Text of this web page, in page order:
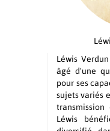
Léwis
âgé d'une
pour ses
sujets variés
Léwis